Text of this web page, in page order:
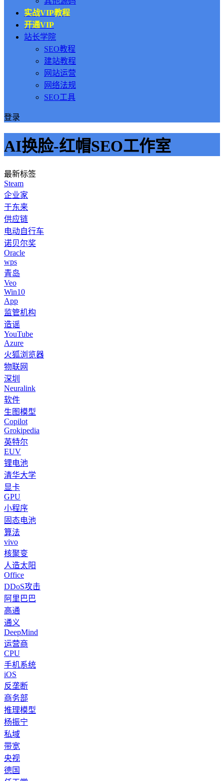
实战VIP教程
开通VIP
站长学院
SEO教程
建站教程
网站运营
网络法规
SEO工具
登录
AI换脸-红帽SEO工作室
最新标签
Steam
企业家
于东来
供应链
电动自行车
诺贝尔奖
Oracle
wps
青岛
Veo
Win10
App
监管机构
造谣
YouTube
Azure
火狐浏览器
物联网
深圳
Neuralink
软件
生图模型
Copilot
Grokipedia
英特尔
EUV
锂电池
清华大学
显卡
GPU
小程序
固态电池
算法
vivo
核聚变
人造太阳
Office
DDoS攻击
阿里巴巴
高通
通义
DeepMind
运营商
CPU
手机系统
iOS
反垄断
商务部
推理模型
杨振宁
私域
带宽
央视
德国